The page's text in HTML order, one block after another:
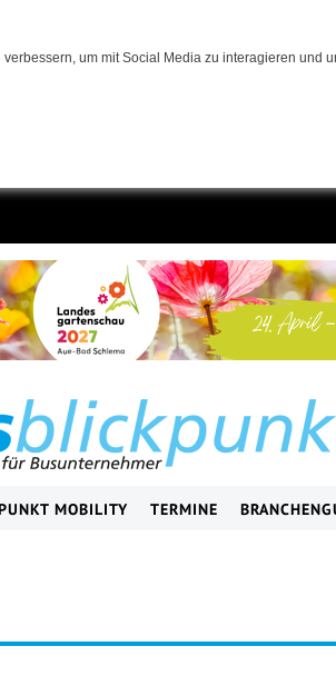
um mit Social Media zu interagieren
MOBILITY TERMINE